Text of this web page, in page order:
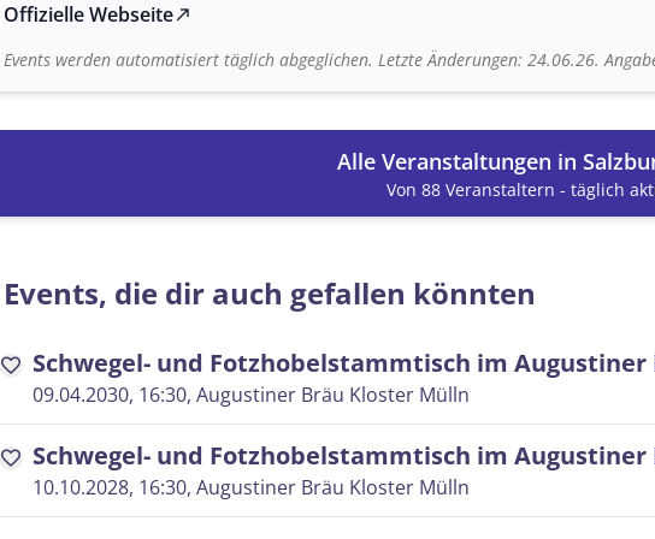
Offizielle Webseitenorth_east
Events werden automatisiert täglich abgeglichen. Letzte Änderungen: 24.06.26.
Alle Veranstaltungen in
Von 88 Veranstaltern - täglich
Events, die dir auch gefallen könnten
favorite Schwegel- und Fotzhobelstammtisch im
09.04.2030, 16:30, Augustiner Bräu Kloster Mülln
favorite Schwegel- und Fotzhobelstammtisch im
10.10.2028, 16:30, Augustiner Bräu Kloster Mülln